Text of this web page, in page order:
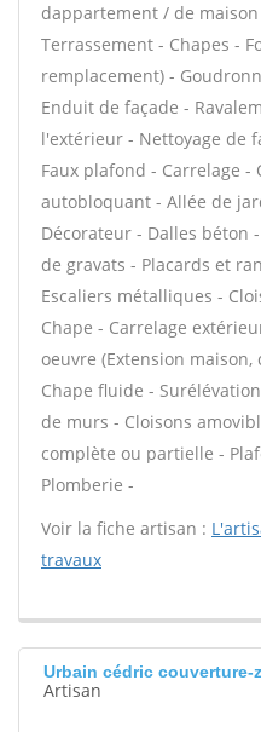
dappartement / de
Terrassement - Chapes -
remplacement) -
Enduit de façade -
l'extérieur - Nettoyage de
Faux plafond - Carrelage -
autobloquant - Allée de
Décorateur - Dalles béton
de gravats - Placards et
Escaliers métalliques -
Chape - Carrelage
oeuvre (Extension
Chape fluide -
de murs - Cloisons
complète ou partielle -
Plomberie -
Voir la fiche artisan :
travaux
Urbain cédric couverture-
Artisan